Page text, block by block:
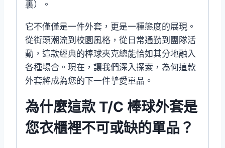
裏）。
它不僅僅是一件外套，更是一種態度的展現。
從街頭潮流到校園風格，從日常通勤到團隊活
動，這款經典的棒球夾克總能恰如其分地融入
各種場合。現在，讓我們深入探索，為何這款
外套將成為您的下一件摯愛單品。
為什麼這款 T/C 棒球外套是
您衣櫃裡不可或缺的單品？